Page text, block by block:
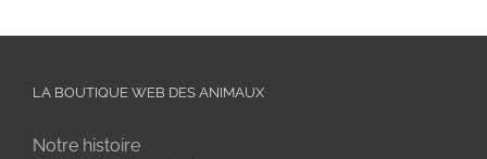
LA BOUTIQUE WEB DES ANIMAUX
Notre histoire